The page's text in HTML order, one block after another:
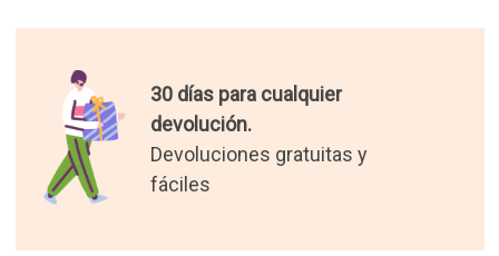
30 días para cualquier
devolución.
Devoluciones gratuitas y
fáciles